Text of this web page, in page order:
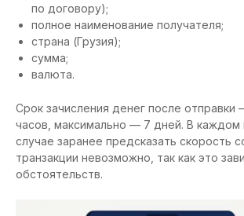
по договору);
полное наименование получателя;
страна (Грузия);
сумма;
валюта.
Срок зачисления денег после отправки
часов, максимально — 7 дней. В каждом
случае заранее предсказать скорость
транзакции невозможно, так как это
обстоятельств.